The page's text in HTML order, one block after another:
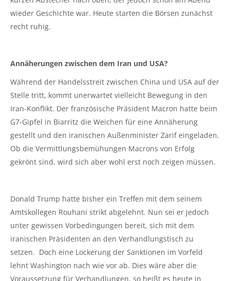
wieder Geschichte war. Heute starten die Börsen zunächst
recht ruhig.
Annäherungen zwischen dem Iran und USA?
Während der Handelsstreit zwischen China und USA auf der
Stelle tritt, kommt unerwartet vielleicht Bewegung in den
Iran-Konflikt. Der französische Präsident Macron hatte beim
G7-Gipfel in Biarritz die Weichen für eine Annäherung
gestellt und den iranischen Außenminister Zarif eingeladen.
Ob die Vermittlungsbemühungen Macrons von Erfolg
gekrönt sind, wird sich aber wohl erst noch zeigen müssen.
Donald Trump hatte bisher ein Treffen mit dem seinem
Amtskollegen Rouhani strikt abgelehnt. Nun sei er jedoch
unter gewissen Vorbedingungen bereit, sich mit dem
iranischen Präsidenten an den Verhandlungstisch zu
setzen. Doch eine Lockerung der Sanktionen im Vorfeld
lehnt Washington nach wie vor ab. Dies wäre aber die
Voraussetzung für Verhandlungen, so heißt es heute in